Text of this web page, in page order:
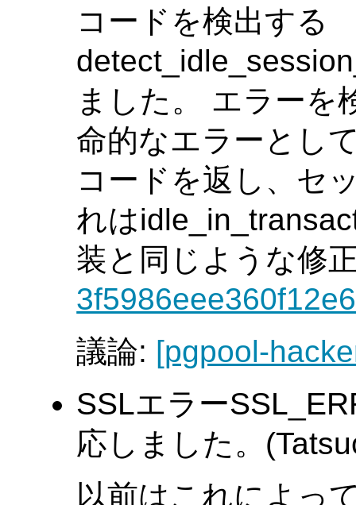
コードを検出する
ました。 エラーを
命的なエラーとし
コードを返し、セ
れは
装と同じような修
議論: [pgpool-
SSLエラー
応しました。
以前はこれによっ